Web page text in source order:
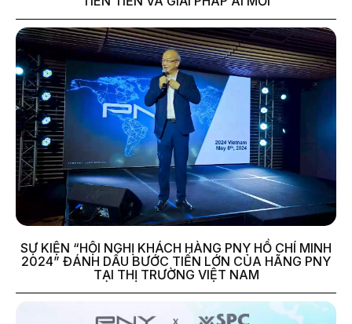
SỰ KIỆN “HỘI NGHỊ KHÁCH HÀNG PNY HỒ CHÍ MINH
2024” ĐÁNH DẤU BƯỚC TIẾN LỚN CỦA HÃNG PNY
TẠI THỊ TRƯỜNG VIỆT NAM